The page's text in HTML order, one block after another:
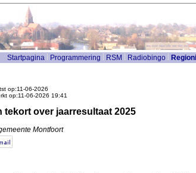
Startpagina Programmering RSM Radiobingo
op:11-06-2026
op:11-06-2026 19:41
tekort over jaarresultaat 2025
Montfoort